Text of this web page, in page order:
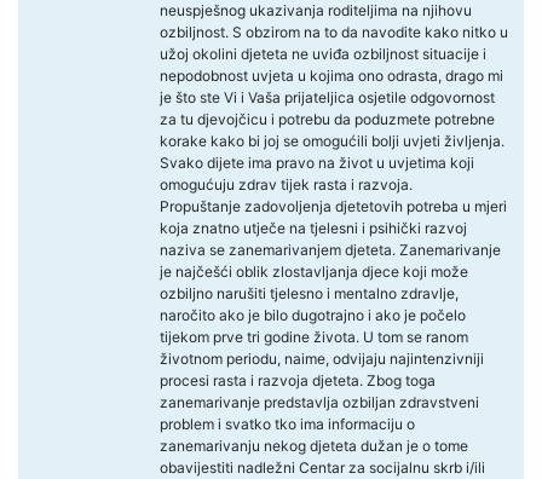
neuspješnog ukazivanja roditeljima na njihovu
ozbiljnost. S obzirom na to da navodite kako nitko u
užoj okolini djeteta ne uviđa ozbiljnost situacije i
nepodobnost uvjeta u kojima ono odrasta, drago mi
je što ste Vi i Vaša prijateljica osjetile odgovornost
za tu djevojčicu i potrebu da poduzmete potrebne
korake kako bi joj se omogućili bolji uvjeti življenja.
Svako dijete ima pravo na život u uvjetima koji
omogućuju zdrav tijek rasta i razvoja.
Propuštanje zadovoljenja djetetovih potreba u mjeri
koja znatno utječe na tjelesni i psihički razvoj
naziva se zanemarivanjem djeteta. Zanemarivanje
je najčešći oblik zlostavljanja djece koji može
ozbiljno narušiti tjelesno i mentalno zdravlje,
naročito ako je bilo dugotrajno i ako je počelo
tijekom prve tri godine života. U tom se ranom
životnom periodu, naime, odvijaju najintenzivniji
procesi rasta i razvoja djeteta. Zbog toga
zanemarivanje predstavlja ozbiljan zdravstveni
problem i svatko tko ima informaciju o
zanemarivanju nekog djeteta dužan je o tome
obavijestiti nadležni Centar za socijalnu skrb i/ili